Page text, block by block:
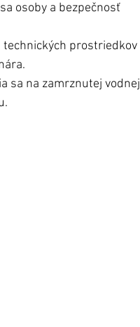
osoby a bezpečnosť
technických prostriedkov
sa na zamrznutej vodnej